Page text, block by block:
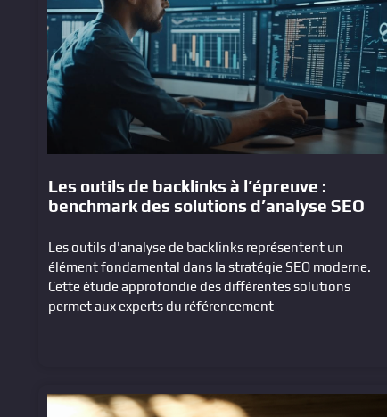
Les outils de backlinks à l’épreuve :
benchmark des solutions d’analyse SEO
Les outils d'analyse de backlinks représentent un
élément fondamental dans la stratégie SEO moderne.
Cette étude approfondie des différentes solutions
permet aux experts du référencement